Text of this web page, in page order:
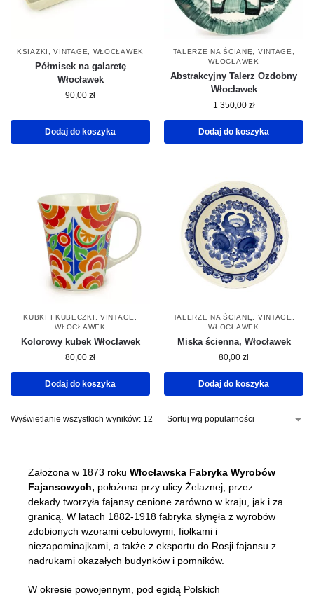
KSIĄŻKI ,VINTAGE WŁOCŁAWEK
Półmisek na galaretę
Włocławek
90,00 zł
Dodaj do koszyka
TALERZE NA ŚCIANĘ VINTAGE
WŁOCŁAWEK
Abstrakcyjny Talerz Ozdobny
Włocławek
1 350,00 zł
Dodaj do koszyka
KUBKI I KUBECZKI VINTAGE
WŁOCŁAWEK
Kolorowy kubek Włocławek
80,00 zł
Dodaj do koszyka
TALERZE NA ŚCIANĘ VINTAGE
WŁOCŁAWEK
Miska ścienna, Włocławek
80,00 zł
Dodaj do koszyka
Wyświetlanie wszystkich wyników: 12
Założona w 1873 roku Włocławska Fabryka Wyrobów
Fajansowych, położona przy ulicy Żelaznej, przez
dekady tworzyła fajansy cenione zarówno w kraju, jak i za
granicą​​. W latach 1882-1918 fabryka słynęła z wyrobów
zdobionych wzorami cebulowymi, fiołkami i
niezapominajkami, a także z eksportu do Rosji fajansu z
nadrukami okazałych budynków i pomników​​.
W okresie powojennym, pod egidą Polskich